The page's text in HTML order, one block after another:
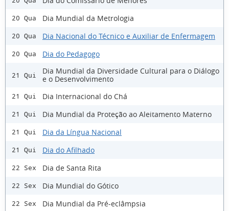
20 Qua Dia Mundial da Metrologia
20 Qua Dia Nacional do Técnico e Auxiliar de Enfermagem
20 Qua Dia do Pedagogo
21 Qui
Dia Mundial da Diversidade Cultural para o Diálogo
e o Desenvolvimento
21 Qui Dia Internacional do Chá
21 Qui Dia Mundial da Proteção ao Aleitamento Materno
21 Qui Dia da Língua Nacional
21 Qui Dia do Afilhado
22 Sex Dia de Santa Rita
22 Sex Dia Mundial do Gótico
22 Sex Dia Mundial da Pré-eclâmpsia